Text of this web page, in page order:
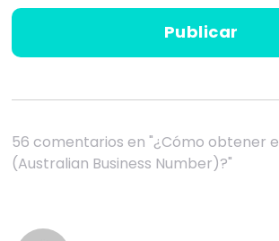
56 comentarios en "¿Cómo obtener
(Australian Business Number)?"